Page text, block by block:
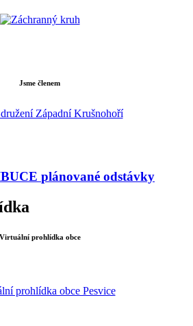
Jsme členem
plánované odstávky
Virtuální prohlídka obce